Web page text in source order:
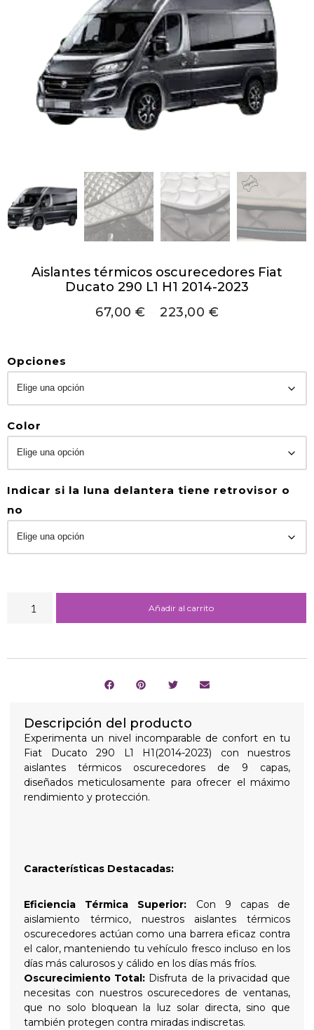
Aislantes térmicos oscurecedores Fiat
Ducato 290 L1 H1 2014-2023
67,00 € 223,00 €
Opciones
Color
Indicar si la luna delantera tiene retrovisor o
no
Añadir al carrito
Descripción del producto
Experimenta un nivel incomparable de confort en tu
Fiat Ducato 290 L1 H1(2014-2023) con nuestros
aislantes térmicos oscurecedores de 9 capas,
diseñados meticulosamente para ofrecer el máximo
rendimiento y protección.
Características Destacadas:
Eficiencia Térmica Superior: Con 9 capas de
aislamiento térmico, nuestros aislantes térmicos
oscurecedores actúan como una barrera eficaz contra
el calor, manteniendo tu vehículo fresco incluso en los
días más calurosos y cálido en los días más fríos.
Oscurecimiento Total: Disfruta de la privacidad que
necesitas con nuestros oscurecedores de ventanas,
que no solo bloquean la luz solar directa, sino que
también protegen contra miradas indiscretas.